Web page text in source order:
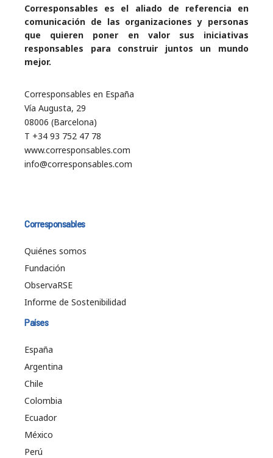
Corresponsables es el aliado de referencia en
comunicación de las organizaciones y personas
que quieren poner en valor sus iniciativas
responsables para construir juntos un mundo
mejor.
Corresponsables en España
Vía Augusta, 29
08006 (Barcelona)
T +34 93 752 47 78
www.corresponsables.com
info@corresponsables.com
Corresponsables
Quiénes somos
Fundación
ObservaRSE
Informe de Sostenibilidad
Países
España
Argentina
Chile
Colombia
Ecuador
México
Perú